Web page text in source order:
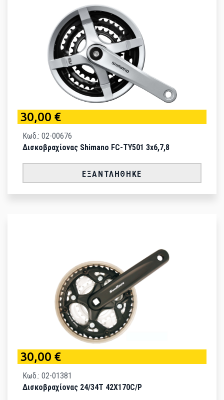
30,00 €
Κωδ.: 02-00676
Δισκοβραχίονας Shimano FC-TY501 3x6,7,8
ΕΞΑΝΤΛΉΘΗΚΕ
30,00 €
Κωδ.: 02-01381
Δισκοβραχίονας 24/34T 42X170C/P